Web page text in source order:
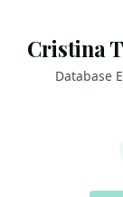
Cristina
Database